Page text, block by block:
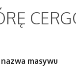
masywu